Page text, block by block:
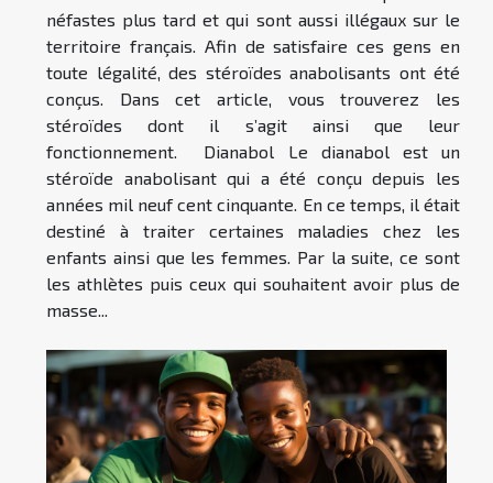
néfastes plus tard et qui sont aussi illégaux sur le
territoire français. Afin de satisfaire ces gens en
toute légalité, des stéroïdes anabolisants ont été
conçus. Dans cet article, vous trouverez les
stéroïdes dont il s’agit ainsi que leur
fonctionnement. Dianabol Le dianabol est un
stéroïde anabolisant qui a été conçu depuis les
années mil neuf cent cinquante. En ce temps, il était
destiné à traiter certaines maladies chez les
enfants ainsi que les femmes. Par la suite, ce sont
les athlètes puis ceux qui souhaitent avoir plus de
masse...